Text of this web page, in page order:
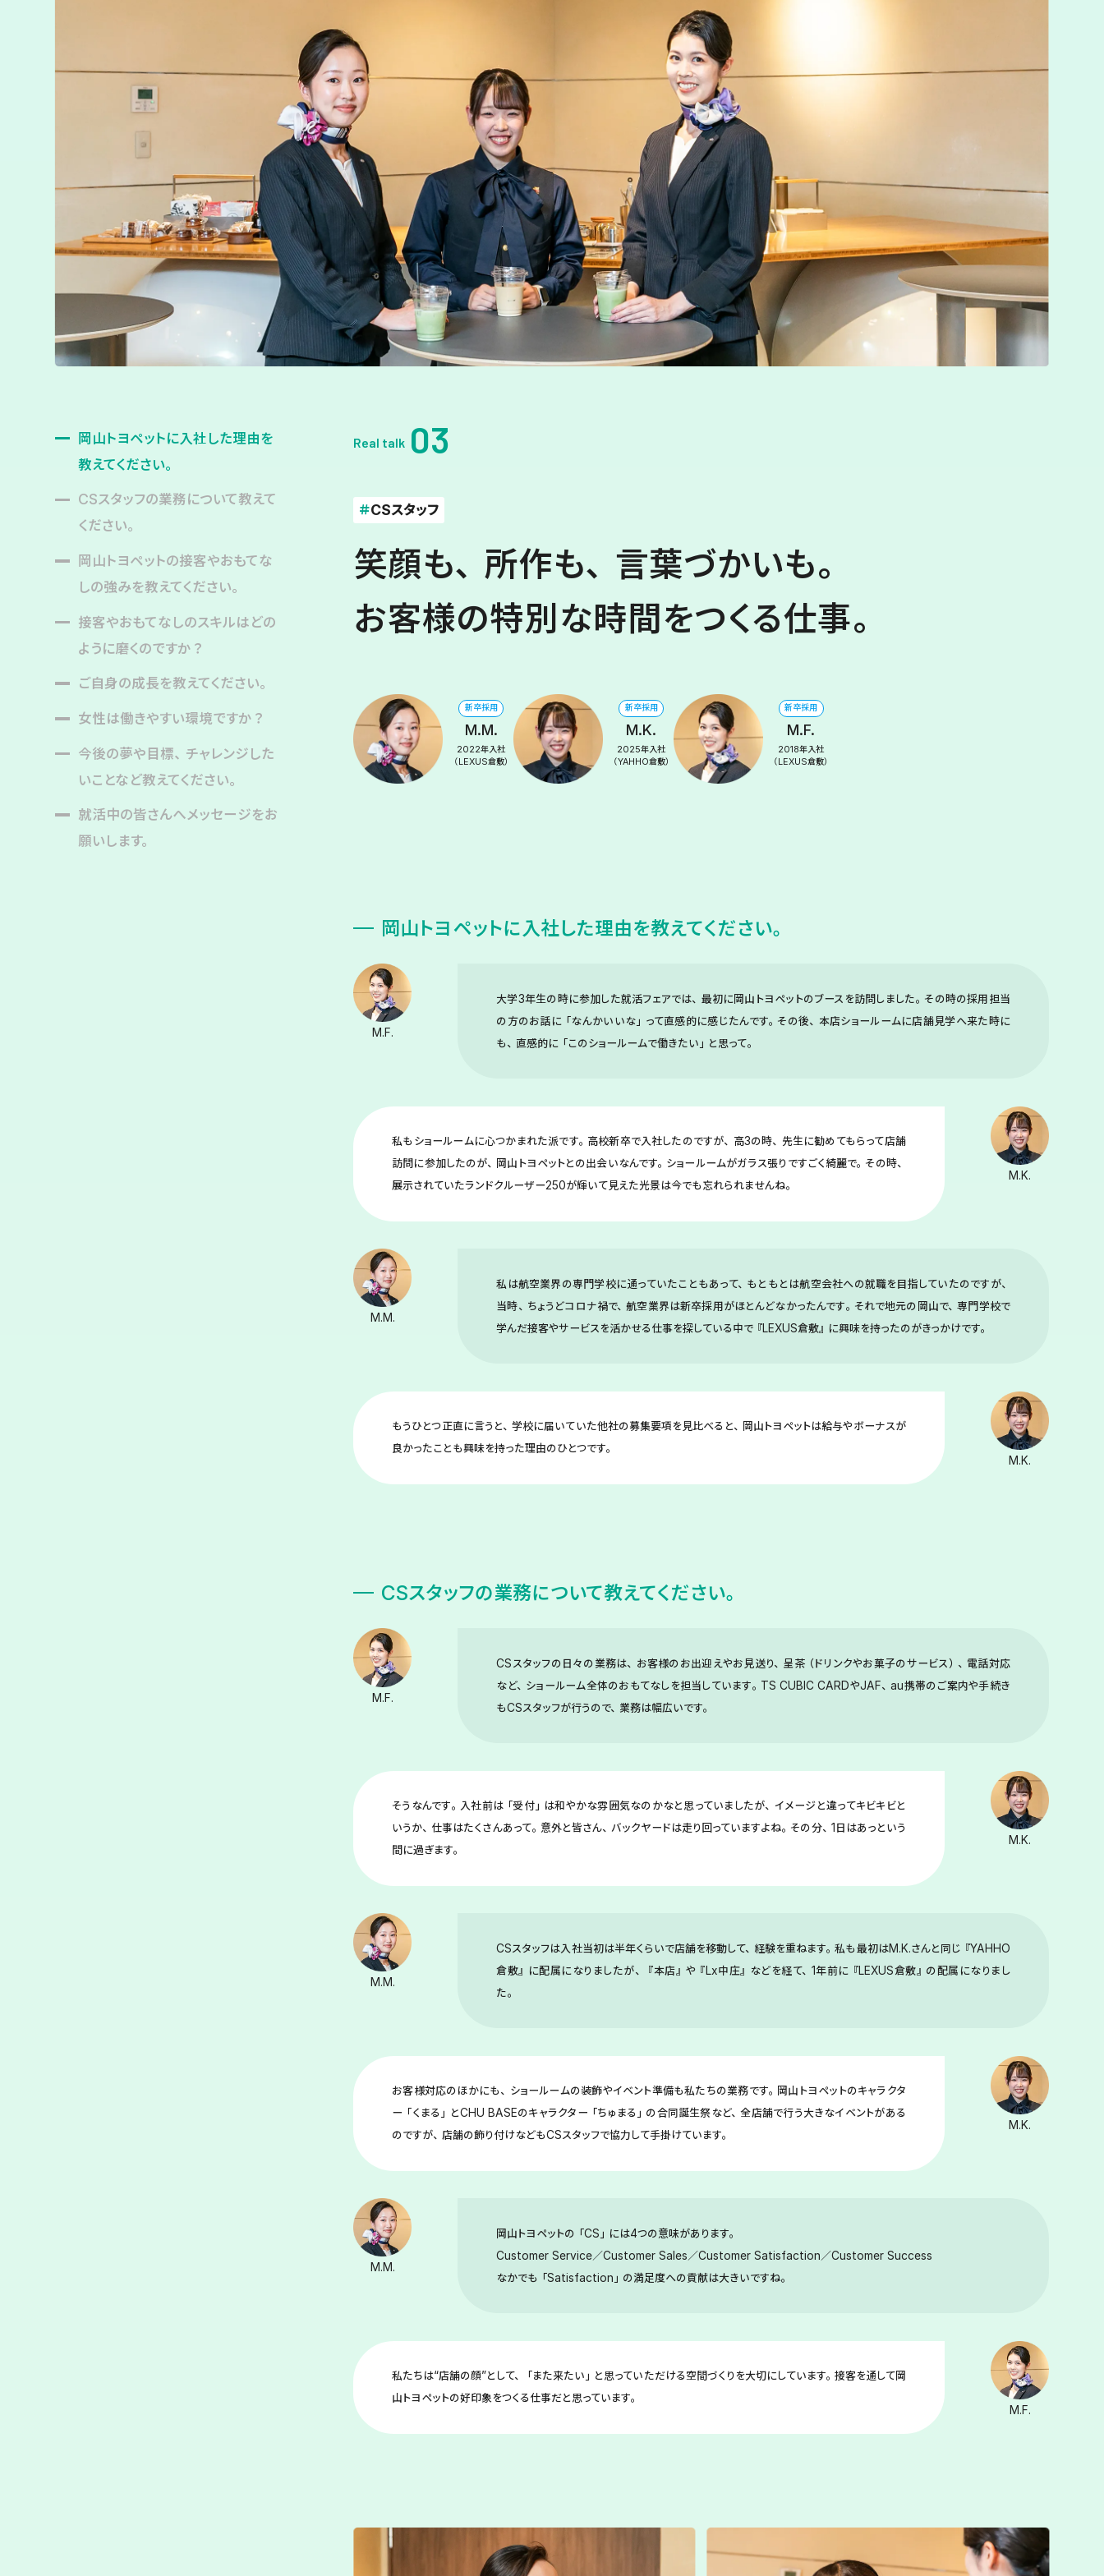
岡山トヨペットに入社した理由を
教えてください。
CSスタッフの業務について教えて
ください。
岡山トヨペットの接客やおもてな
しの強みを教えてください。
接客やおもてなしのスキルはどの
ように磨くのですか？
ご自身の成長を教えてください。
女性は働きやすい環境ですか？
今後の夢や目標、チャレンジした
いことなど教えてください。
就活中の皆さんへメッセージをお
願いします。
Real talk 03
＃CSスタッフ
笑顔も、所作も、言葉づかいも。
お客様の特別な時間をつくる仕事。
新卒採用
M.M.
2022年入社
（LEXUS倉敷）
新卒採用
M.K.
2025年入社
（YAHHO倉敷）
新卒採用
M.F.
2018年入社
（LEXUS倉敷）
岡山トヨペットに入社した理由を教えてください。
M.F.
大学3年生の時に参加した就活フェアでは、最初に岡山トヨペットのブースを訪問しました。その時の採用担当
の方のお話に「なんかいいな」って直感的に感じたんです。その後、本店ショールームに店舗見学へ来た時に
も、直感的に「このショールームで働きたい」と思って。
M.K.
私もショールームに心つかまれた派です。高校新卒で入社したのですが、高3の時、先生に勧めてもらって店舗
訪問に参加したのが、岡山トヨペットとの出会いなんです。ショールームがガラス張りですごく綺麗で。その時、
展示されていたランドクルーザー250が輝いて見えた光景は今でも忘れられませんね。
M.M.
私は航空業界の専門学校に通っていたこともあって、もともとは航空会社への就職を目指していたのですが、
当時、ちょうどコロナ禍で、航空業界は新卒採用がほとんどなかったんです。それで地元の岡山で、専門学校で
学んだ接客やサービスを活かせる仕事を探している中で『LEXUS倉敷』に興味を持ったのがきっかけです。
M.K.
もうひとつ正直に言うと、学校に届いていた他社の募集要項を見比べると、岡山トヨペットは給与やボーナスが
良かったことも興味を持った理由のひとつです。
CSスタッフの業務について教えてください。
M.F.
CSスタッフの日々の業務は、お客様のお出迎えやお見送り、呈茶（ドリンクやお菓子のサービス）、電話対応
など、ショールーム全体のおもてなしを担当しています。TS CUBIC CARDやJAF、au携帯のご案内や手続き
もCSスタッフが行うので、業務は幅広いです。
M.K.
そうなんです。入社前は「受付」は和やかな雰囲気なのかなと思っていましたが、イメージと違ってキビキビと
いうか、仕事はたくさんあって。意外と皆さん、バックヤードは走り回っていますよね。その分、1日はあっという
間に過ぎます。
M.M.
CSスタッフは入社当初は半年くらいで店舗を移動して、経験を重ねます。私も最初はM.K.さんと同じ『YAHHO
倉敷』に配属になりましたが、『本店』や『Lx中庄』などを経て、1年前に『LEXUS倉敷』の配属になりまし
た。
M.K.
お客様対応のほかにも、ショールームの装飾やイベント準備も私たちの業務です。岡山トヨペットのキャラクタ
ー「くまる」とCHU BASEのキャラクター「ちゅまる」の合同誕生祭など、全店舗で行う大きなイベントがある
のですが、店舗の飾り付けなどもCSスタッフで協力して手掛けています。
M.M.
岡山トヨペットの「CS」には4つの意味があります。
Customer Service／Customer Sales／Customer Satisfaction／Customer Success
なかでも「Satisfaction」の満足度への貢献は大きいですね。
M.F.
私たちは“店舗の顔”として、「また来たい」と思っていただける空間づくりを大切にしています。接客を通して岡
山トヨペットの好印象をつくる仕事だと思っています。